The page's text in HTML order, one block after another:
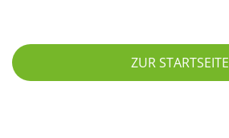
ZUR STARTSEITE